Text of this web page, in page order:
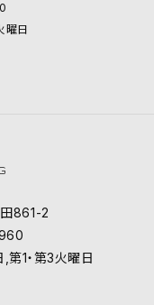
曜日
861-2
1・第3火曜日